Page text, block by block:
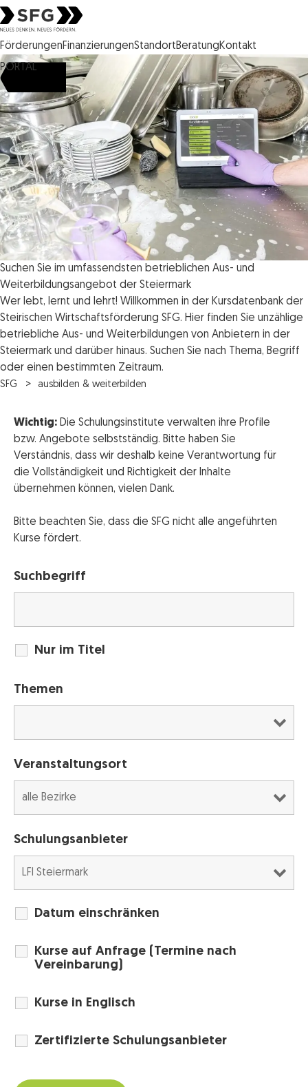
Steirische Wirtschaftsförderungsgesellschaft mbH SFG Logo
FörderungenFinanzierungenStandortBeratungKontakt
PORTAL
Suchen Sie im umfassendsten betrieblichen Aus- und
Weiterbildungsangebot der Steiermark
Wer lebt, lernt und lehrt! Willkommen in der Kursdatenbank der
Steirischen Wirtschaftsförderung SFG. Hier finden Sie unzählige
betriebliche Aus- und Weiterbildungen von Anbietern in der
Steiermark und darüber hinaus. Suchen Sie nach Thema, Begriff
oder einen bestimmten Zeitraum.
SFG ausbilden & weiterbilden
Wichtig: Die Schulungsinstitute verwalten ihre Profile
bzw. Angebote selbstständig. Bitte haben Sie
Verständnis, dass wir deshalb keine Verantwortung für
die Vollständigkeit und Richtigkeit der Inhalte
übernehmen können, vielen Dank.
Bitte beachten Sie, dass die SFG nicht alle angeführten
Kurse fördert.
Suchbegriff
Nur im Titel
Themen
Veranstaltungsort
Schulungsanbieter
Datum einschränken
Kurse auf Anfrage (Termine nach
Vereinbarung)
Kurse in Englisch
Zertifizierte Schulungsanbieter